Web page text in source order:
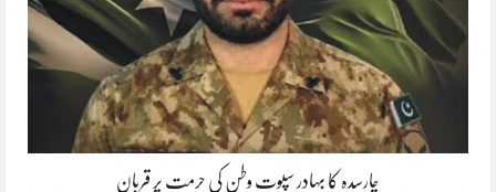
چارسدہ کا بہادر سپوت وطن کی حرمت پر قربان